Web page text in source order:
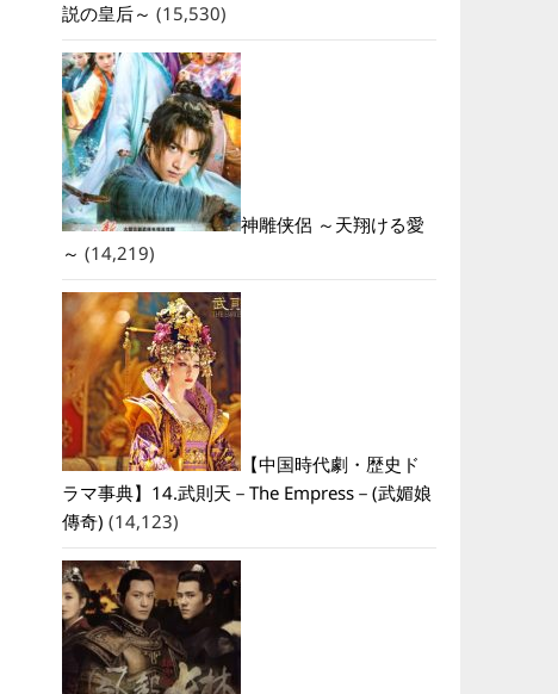
説の皇后～ (15,530)
神雕侠侶 ～天翔ける愛
～ (14,219)
【中国時代劇・歴史ド
ラマ事典】14.武則天－The Empress－(武媚娘
傳奇) (14,123)